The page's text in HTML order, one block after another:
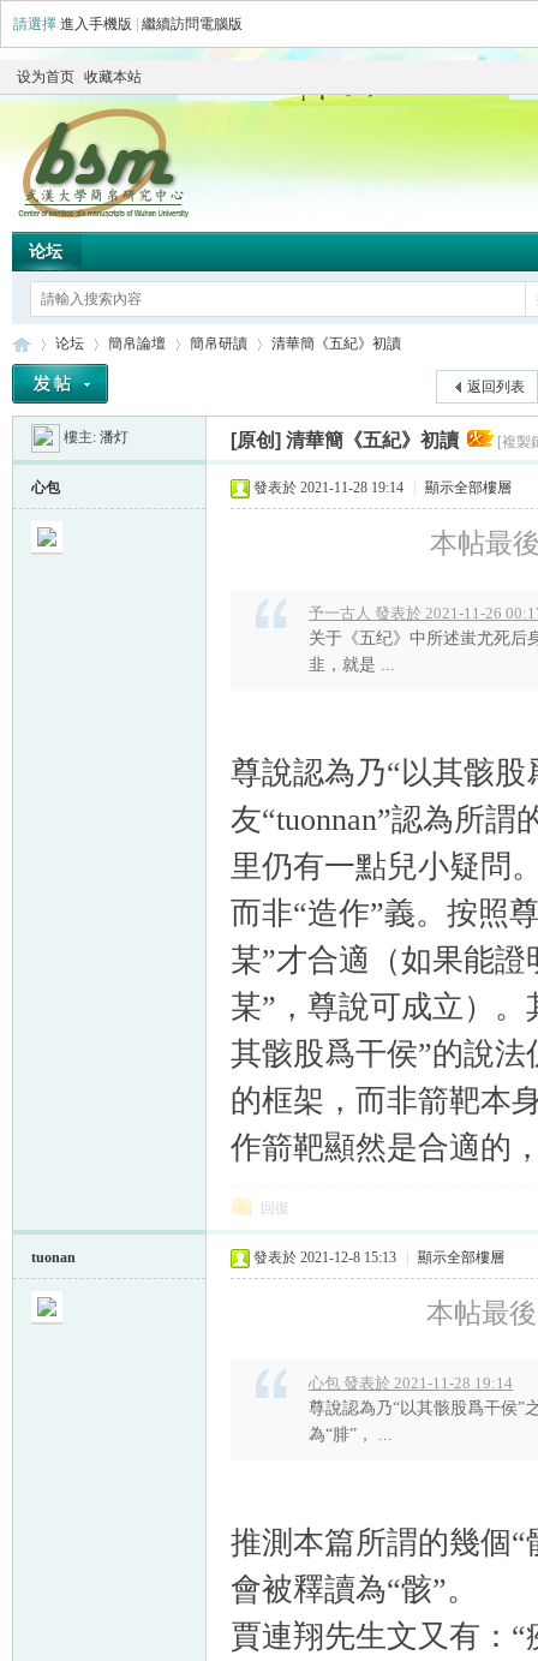
請選擇 進入手機版 繼續訪問電腦版
设为首页 收藏本站
论坛
»
论坛
›
簡帛論壇 簡帛研讀
›
清華簡《五紀》初讀
返回列表
樓主: 潘灯 [原创] 清華簡《五紀》初讀 [複製
心包 發表於 2021-11-28 19:14 顯示全部樓層
本帖最
予一古人 發表於 2021-11-26
关于《五纪》中所述蚩尤死
韭，就是 ...
尊說認為乃“以其骸
友“tuonnan”認為所謂
里仍有一點兒小疑問
而非“造作”義。按照
某”才合適（如果能證
某”，尊說可成立）
其骸股爲干侯”的說
的框架，而非箭靶本
作箭靶顯然是合適的
回復
tuonan 發表於 2021-12-8 15:13 顯示全部樓層
本帖最
心包 發表於 2021-11-28 19:14
尊說認為乃“以其骸股爲干侯”
為“腓”， ...
推測本篇所謂的幾個
會被釋讀為“骸”。
賈連翔先生文又有：